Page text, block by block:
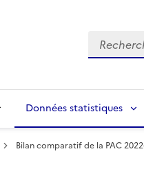
Recherche
Données statistiques
Bilan comparatif de la PAC